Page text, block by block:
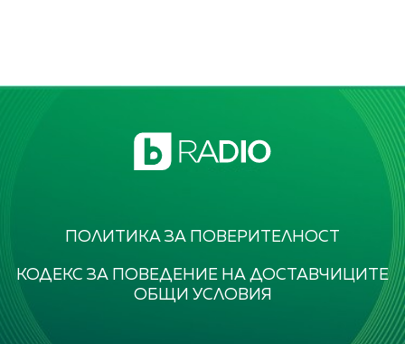
ПОЛИТИКА ЗА ПОВЕРИТЕЛНОСТ
КОДЕКС ЗА ПОВЕДЕНИЕ НА ДОСТАВЧИЦИТЕ
ОБЩИ УСЛОВИЯ